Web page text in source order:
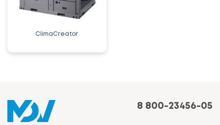
ClimaCreator
8 800-23456-05